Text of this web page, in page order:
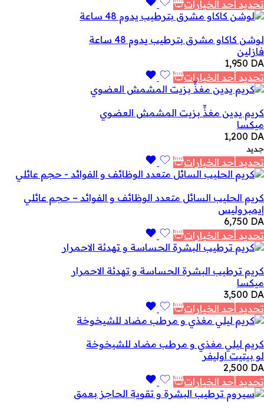
تحديد أحد الخيارات
لوشن كاكاو مشرق بترطيب يدوم 48 ساعة
فازلين
1,950 DA
تحديد أحد الخيارات
كريم يدين مغذٍّ بزيت المشمش العضوي
ميكسا
1,200 DA
جديد
تحديد أحد الخيارات
كريم الحليب السائل متعدد الوظائف و الفوائد – حجم عائلي
إيمبروليس
6,750 DA
تحديد أحد الخيارات
كريم ترطيب البشرة الحساسة و تهدئة الاحمرار
ميكسا
3,500 DA
تحديد أحد الخيارات
كريم ليلي مغذي و مرطب مضاد للشيخوخة
لو بيتيت اوليفر
2,500 DA
تحديد أحد الخيارات